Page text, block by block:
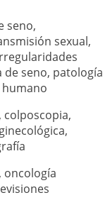
seno,
sexual,
de seno, patología
, colposcopia,
,
, oncología